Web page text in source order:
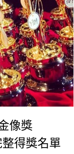
像獎
得獎名單